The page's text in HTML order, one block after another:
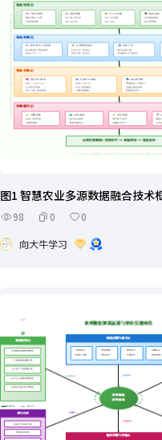
图1 智慧农业多源数据融合技术
98 0
0
向大牛学习